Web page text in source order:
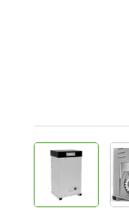
View larger